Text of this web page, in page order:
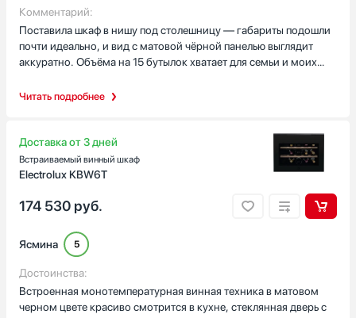
Гарантия, мес
12
Читать подробнее
Комментарий:
Поставила шкаф в нишу под столешницу — габариты подошли
почти идеально, и вид с матовой чёрной панелью выглядит
аккуратно. Объёма на 15 бутылок хватает для семьи и моих
ожидании праздников. Мне понравились деревянные полки на
Холодильник простой по концепции — одна камера и одна
температурная зона, но для повседневного использования
этого достаточно, нет лишних кнопок.
Цифровой дисплей и сенсорное управление экономят время:
режим без долгих настроек. LED-подсветка внутри не слепит и
хорошо освещает полки — вечером легко найти нужную
бутылку. Дверь со стеклопакетом позволяет видеть запасы, а
мешает кухонной мебели. Отдельно отмечу индикацию
Доставка от 3 дней
Встраиваемый винный шкаф
Electrolux KBW6T
174 530 руб.
Ясмина 5
Достоинства:
Встроенная монотемпературная винная техника в матовом
черном цвете красиво смотрится в кухне, стеклянная дверь с